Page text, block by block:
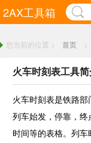
2AX工具箱
您当前的位置 > 首页 >
火车时刻表工具
火车时刻表是铁路
列车始发，停靠，
时间等的表格。列